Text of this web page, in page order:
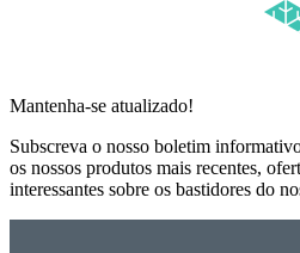
Mantenha-se atualizado!
Subscreva o nosso boletim
os nossos produtos mais recentes,
interessantes sobre os bastidores do